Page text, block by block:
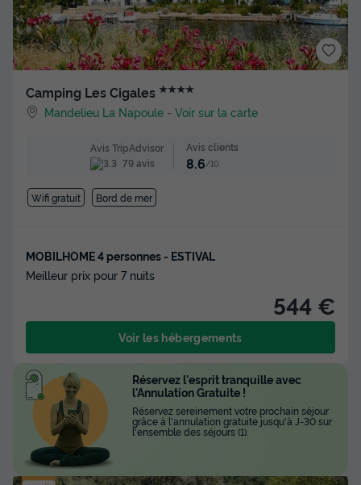
Camping Les Cigales ★★★★
Mandelieu La Napoule -Voir sur la carte
Avis TripAdvisor
79 avis
Avis clients
8.6/10
Wifi gratuit Bord de mer
MOBILHOME 4 personnes - ESTIVAL
Meilleur prix pour 7 nuits
544 €
Voir les hébergements
Réservez l'esprit tranquille avec
l'Annulation Gratuite !
Réservez sereinement votre prochain séjour
grâce à l'annulation gratuite jusqu'à J-30 sur
l'ensemble des séjours (1).